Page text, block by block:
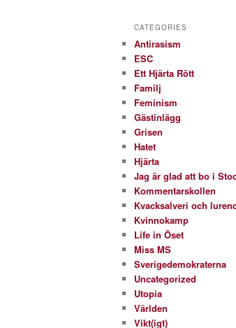
CATEGORIES
Antirasism
ESC
Ett Hjärta Rött
Familj
Feminism
Gästinlägg
Grisen
Hatet
Hjärta
Jag är glad att bo i
Kommentarskollen
Kvacksalveri och
Kvinnokamp
Life in Öset
Miss MS
Sverigedemokraterna
Uncategorized
Utopia
Världen
Vikt(igt)